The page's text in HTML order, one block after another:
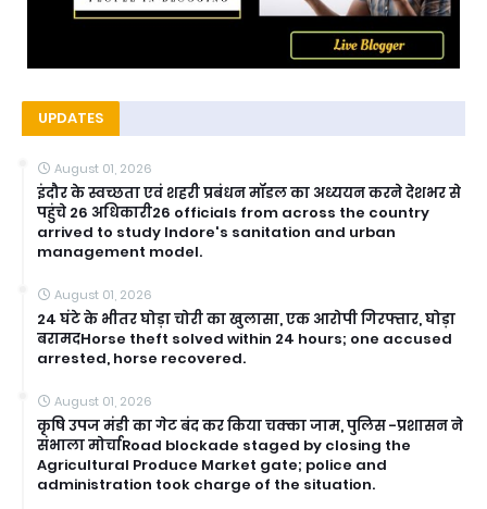
UPDATES
August 01, 2026
इंदौर के स्वच्छता एवं शहरी प्रबंधन मॉडल का अध्ययन करने देशभर से
पहुंचे 26 अधिकारी26 officials from across the country
arrived to study Indore's sanitation and urban
management model.
August 01, 2026
24 घंटे के भीतर घोड़ा चोरी का खुलासा, एक आरोपी गिरफ्तार, घोड़ा
बरामदHorse theft solved within 24 hours; one accused
arrested, horse recovered.
August 01, 2026
कृषि उपज मंडी का गेट बंद कर किया चक्का जाम, पुलिस -प्रशासन ने
संभाला मोर्चाRoad blockade staged by closing the
Agricultural Produce Market gate; police and
administration took charge of the situation.